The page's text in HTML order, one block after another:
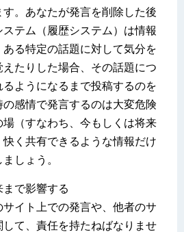
。あなたが発言を削除した後
テム（履歴システム）は情報
る特定の話題に対して気分を
たりした場合、その話題につ
ようになるまで投稿するのを
感情で発言するのは大変危険
（すなわち、今もしくは将来
く共有できるような情報だけ
しょう。
まで影響する
イト上での発言や、他者のサ
て、責任を持たねばなりませ